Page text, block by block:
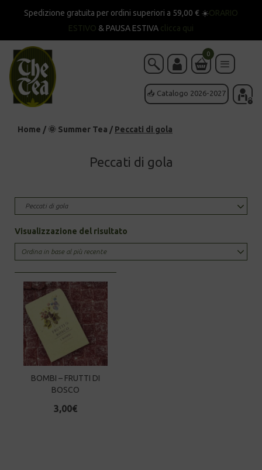
Spedizione gratuita per ordini superiori a 59,00 € ☀️ORARIO
ESTIVO & PAUSA ESTIVA clicca qui
📥 Catalogo 2026-2027
0
Home / 🌞 Summer Tea / Peccati di gola
Peccati di gola
Peccati di gola
Visualizzazione del risultato
BOMBI – FRUTTI DI
BOSCO
3,00€